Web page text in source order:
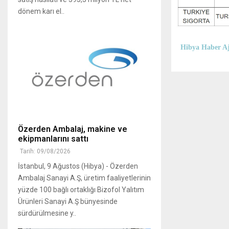
Hibya Haber
dönem karı el..
Özerden Ambalaj, makine ve
ekipmanlarını sattı
Tarih: 09/08/2026
İstanbul, 9 Ağustos (Hibya) - Özerden
Ambalaj Sanayi A.Ş, üretim faaliyetlerinin
yüzde 100 bağlı ortaklığı Bizofol Yalıtım
Ürünleri Sanayi A.Ş bünyesinde
sürdürülmesine y..